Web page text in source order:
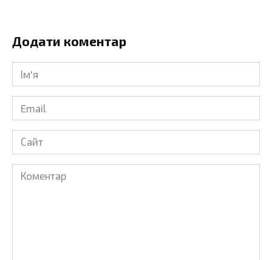
Додати коментар
Ім'я
Email
Сайт
Коментар